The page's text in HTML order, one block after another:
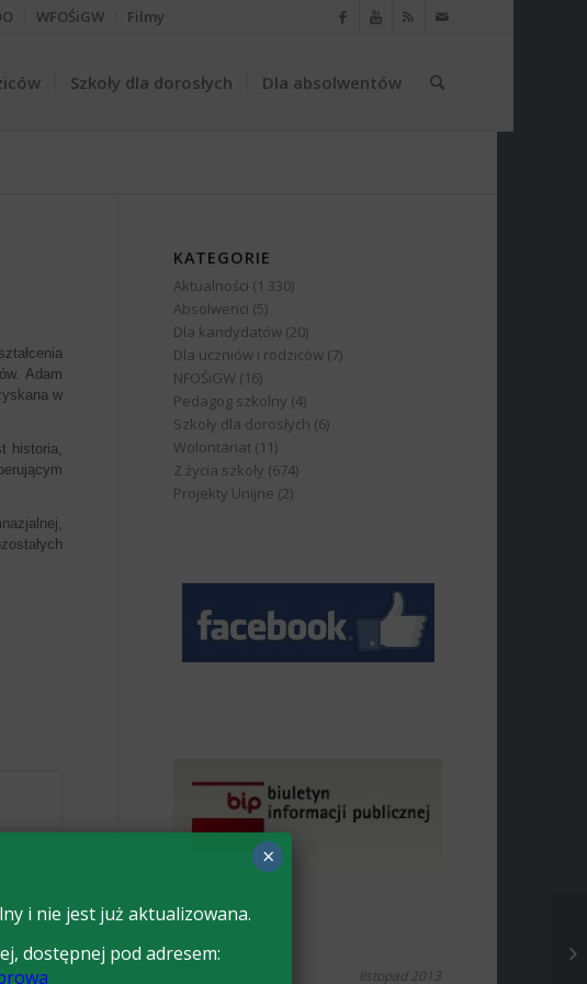
WFOŚiGW Filmy
Szkoły dla dorosłych Dla absolwentów
Adam
w
historia,
KATEGORIE
Aktualności (1 330)
Absolwenci (5)
Dla kandydatów (20)
Dla uczniów i rodziców (7)
NFOŚiGW (16)
Pedagog szkolny (4)
Szkoły dla dorosłych (6)
Wolontariat (11)
Z życia szkoły (674)
Projekty Unijne (2)
listopad 2013
i nie jest już aktualizowana.
dostępnej pod adresem:
×